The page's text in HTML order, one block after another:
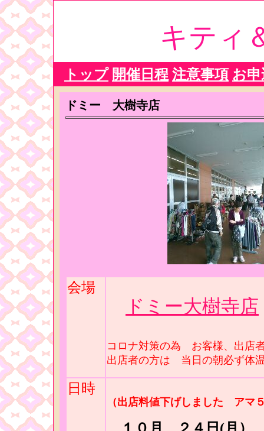
キティ
トップ 開催日程 注意事項 お
ドミー 大樹寺店
会場
ドミー大樹寺店
コロナ対策の為 お客様、出店
出店者の方は 当日の朝必ず体
日時
（出店料値下げしました アマ